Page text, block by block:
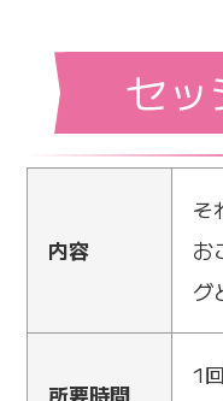
セッ
内容
そ
お
グ
所要時間
1